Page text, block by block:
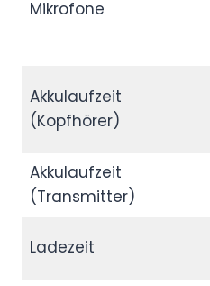
Mikrofone
Akkulaufzeit
(Kopfhörer)
Akkulaufzeit
(Transmitter)
Ladezeit